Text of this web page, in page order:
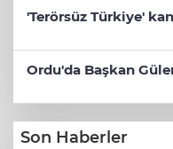
'Terörsüz Türkiye'
Ordu'da Başkan
Son Haberler